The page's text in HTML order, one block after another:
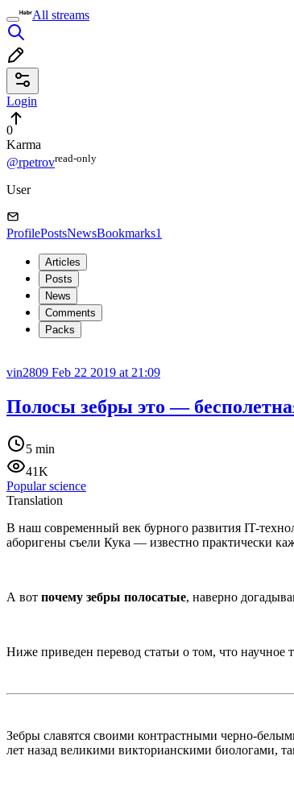
All streams
Login
0
Karma
@rpetrovread⁠-⁠only
User
ProfilePostsNewsBookmarks1
Articles
Posts
News
Comments
Packs
vin2809 Feb 22 2019 at 21:09
Полосы зебры это —
5 min
41K
Popular science
Translation
В наш современный век бурного развития IT-
аборигены съели Кука — известно практически
А вот почему зебры полосатые, наверно
Ниже приведен перевод статьи о том, что научное
Зебры славятся своими контрастными черно-
лет назад великими викторианскими биологами,